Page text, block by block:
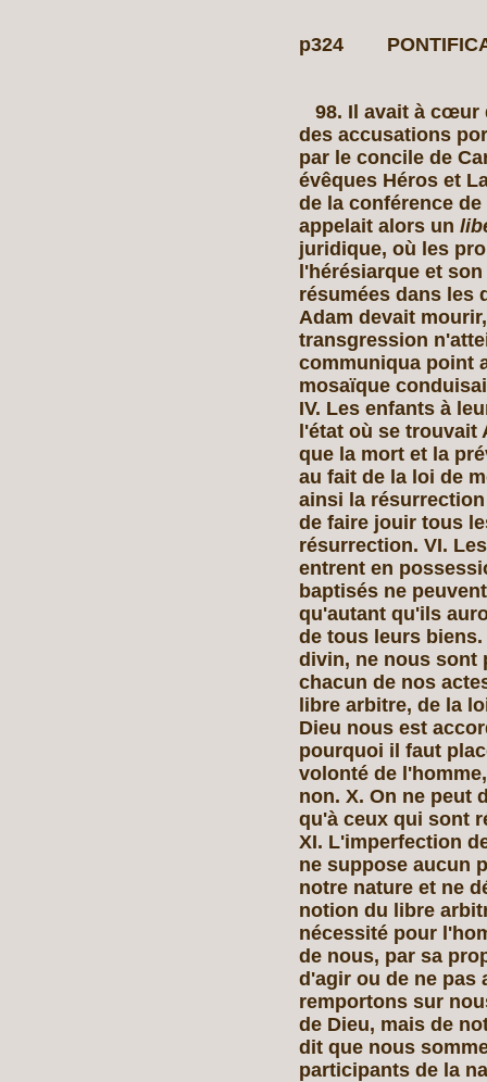
p324
98. Il avait à cœur
des accusations
par le concile de
évêques Héros et
de la conférence
appelait alors un
juridique, où les
l'hérésiarque et
résumées dans les
Adam devait
transgression
communiqua point
mosaïque
IV. Les enfants à
l'état où se trouvait
que la mort et la
au fait de la loi de
ainsi la
de faire jouir tous
résurrection. VI.
entrent en
baptisés ne
qu'autant qu'ils
de tous leurs
divin, ne nous sont
chacun de nos
libre arbitre, de la
Dieu nous est
pourquoi il faut
volonté de
non. X. On ne peut
qu'à ceux qui sont
XI. L'imperfection
ne suppose aucun
notre nature et ne
notion du libre
nécessité pour
de nous, par sa
d'agir ou de ne pas
remportons sur
de Dieu, mais de
dit que nous
participants de la